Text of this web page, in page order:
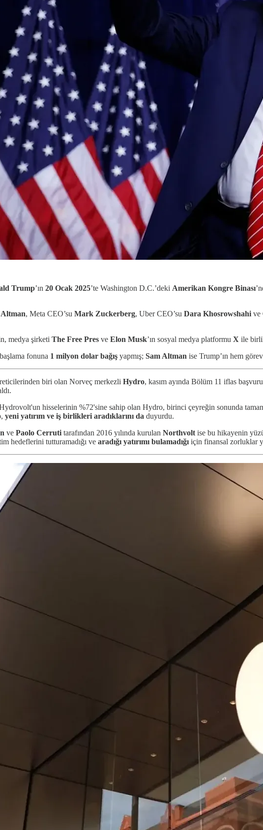
Trump’ın 20 Ocak 2025’te Washington D.C.’deki Amerikan Kongre Binası
Altman, Meta CEO’su Mark Zuckerberg, Uber CEO’su Dara Khosrowshahi ve
medya şirketi The Free Pres ve Elon Musk’ın sosyal medya platformu X ile
fonuna 1 milyon dolar bağış yapmış; Sam Altman ise Trump’ın hem
biri olan Norveç merkezli Hydro, kasım ayında Bölüm 11 iflas
hisselerinin %72'sine sahip olan Hydro, birinci çeyreğin sonunda
yeni yatırım ve iş birlikleri aradıklarını da duyurdu.
ve Paolo Cerruti tarafından 2016 yılında kurulan Northvolt ise bu hikayenin
hedeflerini tutturamadığı ve aradığı yatırımı bulamadığı için finansal zorluklar